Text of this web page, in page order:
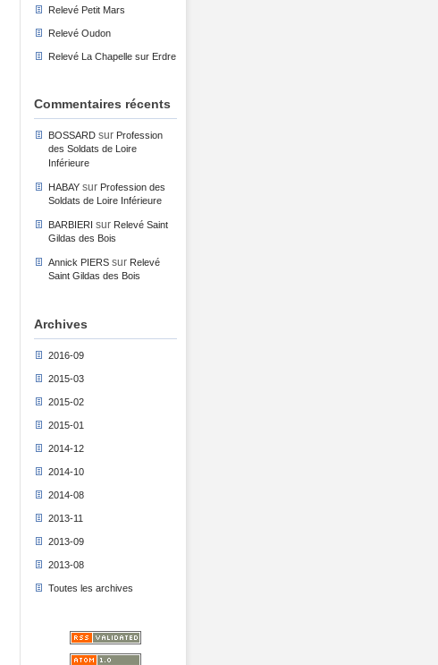
Relevé Petit Mars
Relevé Oudon
Relevé La Chapelle sur Erdre
Commentaires récents
BOSSARDsur Profession
des Soldats de Loire
Inférieure
HABAYsur Profession des
Soldats de Loire Inférieure
BARBIERI sur Relevé Saint
Gildas des Bois
Annick PIERSsur Relevé
Saint Gildas des Bois
Archives
2016-09
2015-03
2015-02
2015-01
2014-12
2014-10
2014-08
2013-11
2013-09
2013-08
Toutes les archives